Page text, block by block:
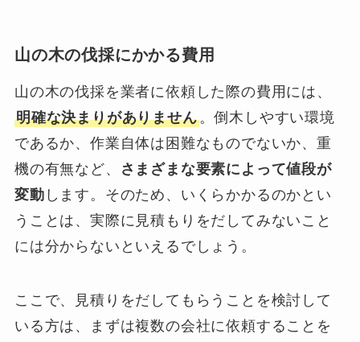
山の木の伐採にかかる費用
山の木の伐採を業者に依頼した際の費用には、
明確な決まりがありません。倒木しやすい環境
であるか、作業自体は困難なものでないか、重
機の有無など、
さまざまな要素によって値段が
変動 します。そのため、いくらかかるのかとい
うことは、実際に見積もりをだしてみないこと
には分からないといえるでしょう。
ここで、見積りをだしてもらうことを検討して
いる方は、まずは複数の会社に依頼することを